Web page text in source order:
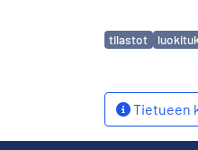
Avainsanat
tilastot
Tietueen